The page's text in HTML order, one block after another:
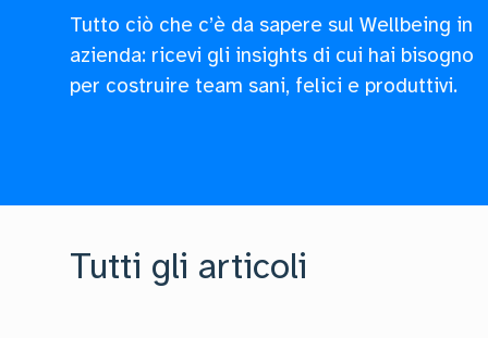
Tutto ciò che c’è da sapere sul Wellbeing in
azienda: ricevi gli insights di cui hai bisogno
per costruire team sani, felici e produttivi.
Tutti gli articoli